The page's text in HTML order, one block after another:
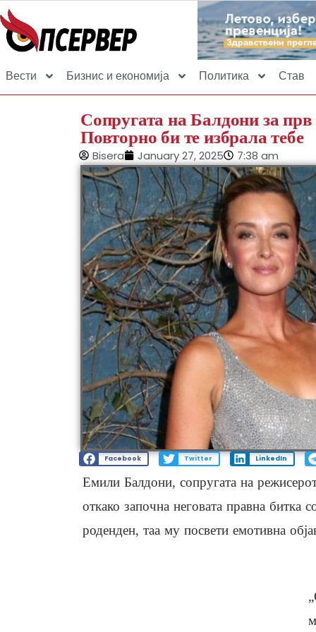
Вести Бизнис и економија Политика Став
Сопругата на Балдони за
Повторно би те избрала тебе
Bisera January 27, 2025 7:38 am
Facebook Twitter LinkedIn
Емили Балдони, сопругата на
откако започна неговата правна битка
роденден, таа му посвети емотивна